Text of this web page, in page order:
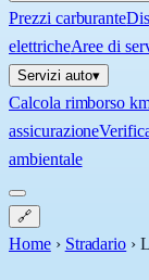
Prezzi carburante
elettricheAree di
Servizi auto▾
Calcola rimborso
assicurazione
ambientale
🔗
Home › Stradario ›